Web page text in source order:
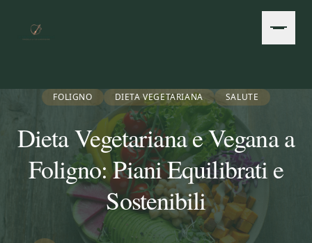
FOLIGNO DIETA VEGETARIANA SALUTE
Dieta Vegetariana e Vegana a
Foligno: Piani Equilibrati e
Sostenibili